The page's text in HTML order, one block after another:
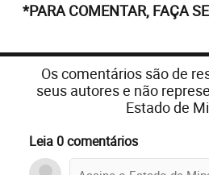
*PARA COMENTAR, FAÇA
Os comentários são de
seus autores e não
Estado de
Leia 0 comentários